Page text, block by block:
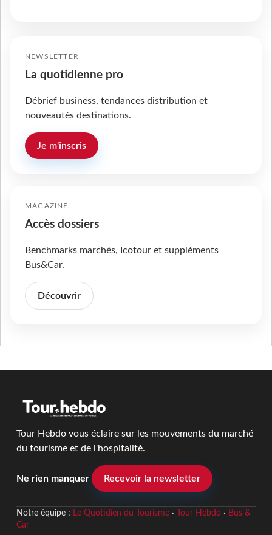
NEWSLETTER
La quotidienne pro
Débrief business, tendances distribution et
nouveautés destinations.
Je m'inscris
MAGAZINE
Accès dossiers
Benchmarks marchés, Icotour et suppléments
Bus&Car.
Découvrir
Tour Hebdo vous éclaire sur les mouvements du marché
du tourisme et de l'hospitalité.
Ne rien manquer Recevoir la newsletter
Notre équipe : Le Quotidien du Tourisme· Tour Hebdo· Bus &
Car